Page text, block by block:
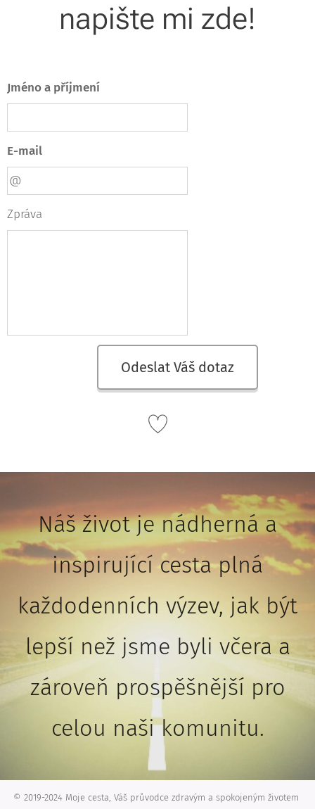
napište mi zde!
Jméno a příjmení
E-mail
Zpráva
Odeslat Váš dotaz
Náš život je nádherná a
inspirující cesta plná
každodenních výzev, jak být
lepší než jsme byli včera a
zároveň prospěšnější pro
celou naši komunitu.
© 2019-2024 Moje cesta, Váš průvodce zdravým a spokojeným životem